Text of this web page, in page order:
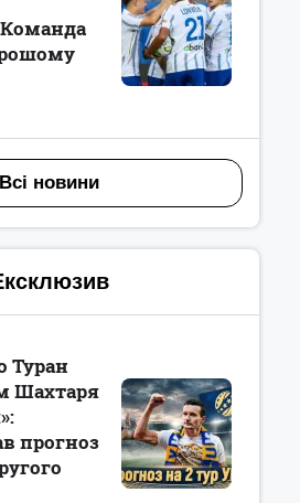
Всі новини
Туран
Шахтаря
прогноз